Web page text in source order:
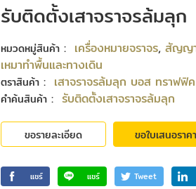
รับติดตั้งเสาจราจรล้มลุก
หมวดหมู่สินค้า : เครื่องหมายจราจร, สัญญา
เหมาทำพื้นและทางเดิน
ตราสินค้า : เสาจราจรล้มลุก บอส ทราฟฟิค
คำค้นสินค้า : รับติดตั้งเสาจราจรล้มลุก
ขอรายละเอียด ขอใบเสนอราคา
แชร์ แชร์ Tweet